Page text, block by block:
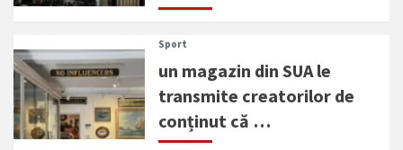
Sport
un magazin din SUA le
transmite creatorilor de
conținut că …